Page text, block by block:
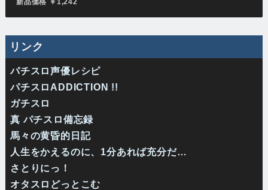
リンク
パチスロ声優レシピ
パチスロADDICTION !!
ガチスロ
真 パチスロ備忘録
馬々の黄昏的日記
人生をかえるのに、1分あれば充分だ…
さとりにっ！
オタスロどっとこむ